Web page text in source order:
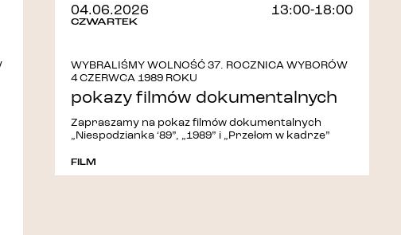
04.06.2026
CZWARTEK
13:00-18:00
WYBRALIŚMY WOLNOŚĆ 37. ROCZNICA WYBORÓW
4 CZERWCA 1989 ROKU
pokazy filmów dokumentalnych
Zapraszamy na pokaz filmów dokumentalnych
„Niespodzianka ‘89”, „1989” i „Przełom w kadrze”
FILM